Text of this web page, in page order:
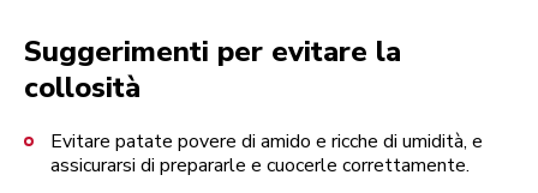
Suggerimenti per evitare la
collosità
Evitare patate povere di amido e ricche di umidità, e
assicurarsi di prepararle e cuocerle correttamente.